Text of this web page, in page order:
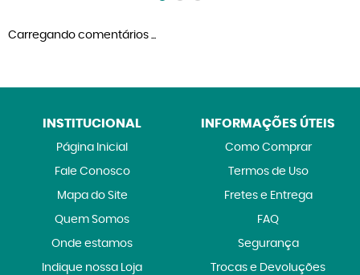
Carregando comentários ...
INSTITUCIONAL
Página Inicial
Fale Conosco
Mapa do Site
Quem Somos
Onde estamos
Indique nossa Loja
INFORMAÇÕES ÚTEIS
Como Comprar
Termos de Uso
Fretes e Entrega
FAQ
Segurança
Trocas e Devoluções